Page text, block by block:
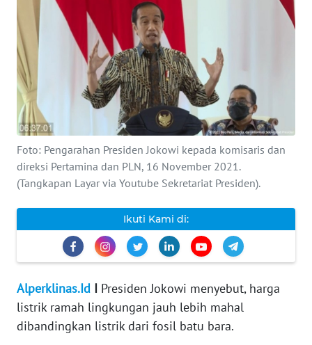
Foto: Pengarahan Presiden Jokowi kepada komisaris dan
direksi Pertamina dan PLN, 16 November 2021.
(Tangkapan Layar via Youtube Sekretariat Presiden).
Ikuti Kami di:
Alperklinas.Id I Presiden Jokowi menyebut, harga
listrik ramah lingkungan jauh lebih mahal
dibandingkan listrik dari fosil batu bara.
Informasi
INDEKS
BERITA
KONTAK
KAMI
INFO
IKLAN
PEDOMAN
MEDIA
SIBER